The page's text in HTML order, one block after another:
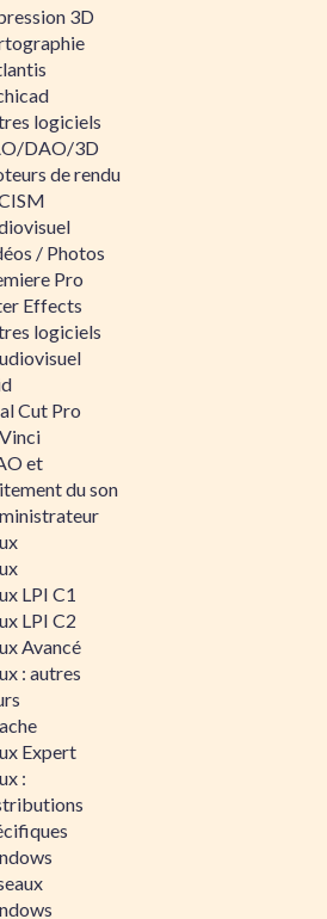
3D
logiciels
DAO/3D
de rendu
/ Photos
Pro
Effects
logiciels
Cut Pro
et
du son
LPI C1
LPI C2
Avancé
: autres
Expert
: